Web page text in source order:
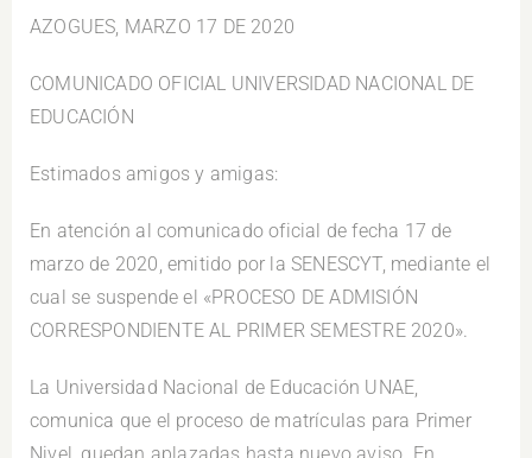
AZOGUES, MARZO 17 DE 2020
COMUNICADO OFICIAL UNIVERSIDAD NACIONAL DE
EDUCACIÓN
Estimados amigos y amigas:
En atención al comunicado oficial de fecha 17 de
marzo de 2020, emitido por la SENESCYT, mediante el
cual se suspende el «PROCESO DE ADMISIÓN
CORRESPONDIENTE AL PRIMER SEMESTRE 2020».
La Universidad Nacional de Educación UNAE,
comunica que el proceso de matrículas para Primer